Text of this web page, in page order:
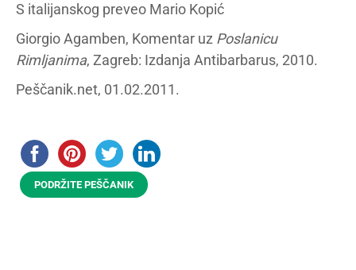
S italijanskog preveo Mario Kopić
Giorgio Agamben, Komentar uz Poslanicu
Rimljanima, Zagreb: Izdanja Antibarbarus, 2010.
Peščanik.net, 01.02.2011.
PODRŽITE PEŠČANIK